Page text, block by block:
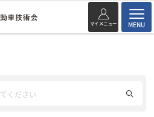
マイメニュー MENU